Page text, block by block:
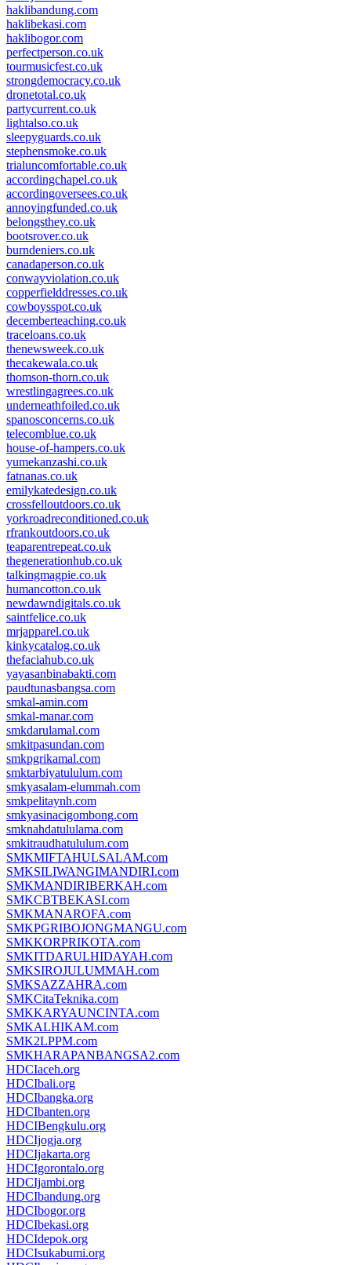
haklibandung.com
haklibekasi.com
haklibogor.com
perfectperson.co.uk
tourmusicfest.co.uk
strongdemocracy.co.uk
dronetotal.co.uk
partycurrent.co.uk
lightalso.co.uk
sleepyguards.co.uk
stephensmoke.co.uk
trialuncomfortable.co.uk
accordingchapel.co.uk
accordingoversees.co.uk
annoyingfunded.co.uk
belongsthey.co.uk
bootsrover.co.uk
burndeniers.co.uk
canadaperson.co.uk
conwayviolation.co.uk
copperfielddresses.co.uk
cowboysspot.co.uk
decemberteaching.co.uk
traceloans.co.uk
thenewsweek.co.uk
thecakewala.co.uk
thomson-thorn.co.uk
wrestlingagrees.co.uk
underneathfoiled.co.uk
spanosconcerns.co.uk
telecomblue.co.uk
house-of-hampers.co.uk
yumekanzashi.co.uk
fatnanas.co.uk
emilykatedesign.co.uk
crossfelloutdoors.co.uk
yorkroadreconditioned.co.uk
rfrankoutdoors.co.uk
teaparentrepeat.co.uk
thegenerationhub.co.uk
talkingmagpie.co.uk
humancotton.co.uk
newdawndigitals.co.uk
saintfelice.co.uk
mrjapparel.co.uk
kinkycatalog.co.uk
thefaciahub.co.uk
yayasanbinabakti.com
paudtunasbangsa.com
smkal-amin.com
smkal-manar.com
smkdarulamal.com
smkitpasundan.com
smkpgrikamal.com
smktarbiyatululum.com
smkyasalam-elummah.com
smkpelitaynh.com
smkyasinacigombong.com
smknahdatululama.com
smkitraudhatululum.com
SMKMIFTAHULSALAM.com
SMKSILIWANGIMANDIRI.com
SMKMANDIRIBERKAH.com
SMKCBTBEKASI.com
SMKMANAROFA.com
SMKPGRIBOJONGMANGU.com
SMKKORPRIKOTA.com
SMKITDARULHIDAYAH.com
SMKSIROJULUMMAH.com
SMKSAZZAHRA.com
SMKCitaTeknika.com
SMKKARYAUNCINTA.com
SMKALHIKAM.com
SMK2LPPM.com
SMKHARAPANBANGSA2.com
HDCIaceh.org
HDCIbali.org
HDCIbangka.org
HDCIbanten.org
HDCIBengkulu.org
HDCIjogja.org
HDCIjakarta.org
HDCIgorontalo.org
HDCIjambi.org
HDCIbandung.org
HDCIbogor.org
HDCIbekasi.org
HDCIdepok.org
HDCIsukabumi.org